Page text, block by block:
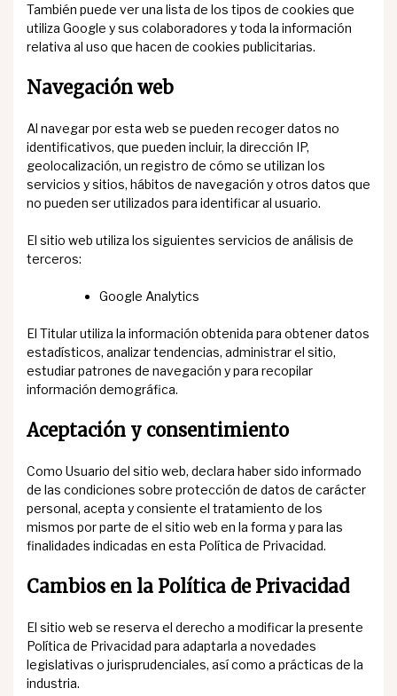
También puede ver una lista de los tipos de cookies que
utiliza Google y sus colaboradores y toda la información
relativa al uso que hacen de cookies publicitarias.
Navegación web
Al navegar por esta web se pueden recoger datos no
identificativos, que pueden incluir, la dirección IP,
geolocalización, un registro de cómo se utilizan los
servicios y sitios, hábitos de navegación y otros datos que
no pueden ser utilizados para identificar al usuario.
El sitio web utiliza los siguientes servicios de análisis de
terceros:
Google Analytics
El Titular utiliza la información obtenida para obtener datos
estadísticos, analizar tendencias, administrar el sitio,
estudiar patrones de navegación y para recopilar
información demográfica.
Aceptación y consentimiento
Como Usuario del sitio web, declara haber sido informado
de las condiciones sobre protección de datos de carácter
personal, acepta y consiente el tratamiento de los
mismos por parte de el sitio web en la forma y para las
finalidades indicadas en esta Política de Privacidad.
Cambios en la Política de Privacidad
El sitio web se reserva el derecho a modificar la presente
Política de Privacidad para adaptarla a novedades
legislativas o jurisprudenciales, así como a prácticas de la
industria.